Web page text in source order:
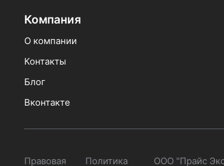
Компания
О компании
Контакты
Блог
Вконтакте
Правовая Политика ООО "Прайс